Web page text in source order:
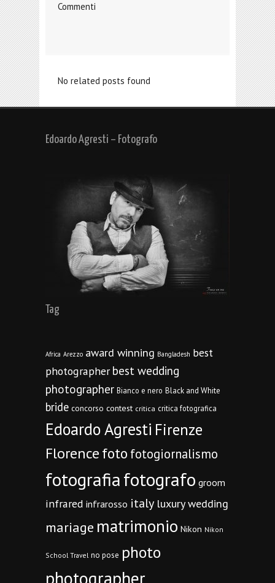
Commenti
No related posts found
Edoardo Agresti – Fotografo
Tag
Africa Arezzo award winning Bangladesh best
photographer best wedding
photographer Bianco e nero Black and White
bride concorso contest critica critica fotografica
Edoardo Agresti Firenze
Florencefoto fotogiornalismo
fotografiafotografo groom
infrared infrarosso italy luxury wedding
mariage matrimonio Nikon Nikon
School Travel no pose photo